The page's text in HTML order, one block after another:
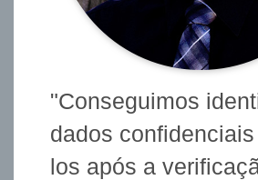
"Conseguimos
dados
los após a